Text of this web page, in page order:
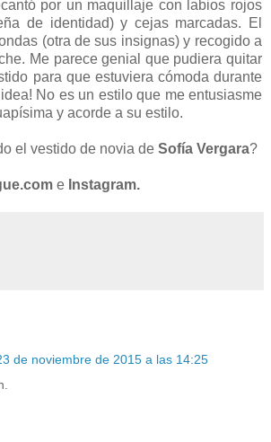
por un maquillaje con labios rojos
de identidad) y cejas marcadas. El
(otra de sus insignas) y recogido a
Me parece genial que pudiera quitar
para que estuviera cómoda durante
No es un estilo que me entusiasme
y acorde a su estilo.
el vestido de novia de Sofía Vergara?
e Instagram.
de noviembre de 2015 a las 14:25